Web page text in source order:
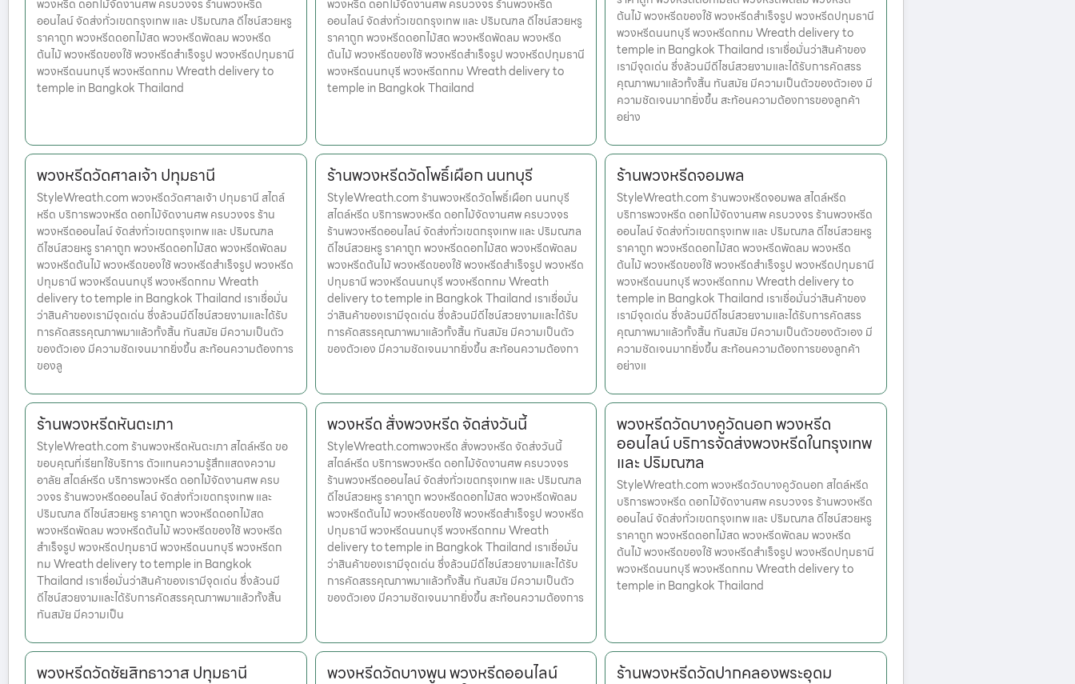
พวงหรีด ดอกไม้จัดงานศพ ครบวงจร ร้านพวงหรีด
ออนไลน์ จัดส่งทั่วเขตกรุงเทพ และ ปริมณฑล ดีไซน์สวยหรู
ราคาถูก พวงหรีดดอกไม้สด พวงหรีดพัดลม พวงหรีด
ต้นไม้ พวงหรีดของใช้ พวงหรีดสำเร็จรูป พวงหรีดปทุมธานี
พวงหรีดนนทบุรี พวงหรีดกทม Wreath delivery to
temple in Bangkok Thailand
พวงหรีด ดอกไม้จัดงานศพ ครบวงจร ร้านพวงหรีด
ออนไลน์ จัดส่งทั่วเขตกรุงเทพ และ ปริมณฑล ดีไซน์สวยหรู
ราคาถูก พวงหรีดดอกไม้สด พวงหรีดพัดลม พวงหรีด
ต้นไม้ พวงหรีดของใช้ พวงหรีดสำเร็จรูป พวงหรีดปทุมธานี
พวงหรีดนนทบุรี พวงหรีดกทม Wreath delivery to
temple in Bangkok Thailand
ต้นไม้ พวงหรีดของใช้ พวงหรีดสำเร็จรูป พวงหรีดปทุมธานี
พวงหรีดนนทบุรี พวงหรีดกทม Wreath delivery to
temple in Bangkok Thailand เราเชื่อมั่นว่าสินค้าของ
เรามีจุดเด่น ซึ่งล้วนมีดีไซน์สวยงามและได้รับการคัดสรร
คุณภาพมาแล้วทั้งสิ้น ทันสมัย มีความเป็นตัวของตัวเอง มี
ความชัดเจนมากยิ่งขึ้น สะท้อนความต้องการของลูกค้า
อย่าง
พวงหรีดวัดศาลเจ้า ปทุมธานี
StyleWreath.com พวงหรีดวัดศาลเจ้า ปทุมธานี สไตล์
หรีด บริการพวงหรีด ดอกไม้จัดงานศพ ครบวงจร ร้าน
พวงหรีดออนไลน์ จัดส่งทั่วเขตกรุงเทพ และ ปริมณฑล
ดีไซน์สวยหรู ราคาถูก พวงหรีดดอกไม้สด พวงหรีดพัดลม
พวงหรีดต้นไม้ พวงหรีดของใช้ พวงหรีดสำเร็จรูป พวงหรีด
ปทุมธานี พวงหรีดนนทบุรี พวงหรีดกทม Wreath
delivery to temple in Bangkok Thailand เราเชื่อมั่น
ว่าสินค้าของเรามีจุดเด่น ซึ่งล้วนมีดีไซน์สวยงามและได้รับ
การคัดสรรคุณภาพมาแล้วทั้งสิ้น ทันสมัย มีความเป็นตัว
ของตัวเอง มีความชัดเจนมากยิ่งขึ้น สะท้อนความต้องการ
ของลู
ร้านพวงหรีดวัดโพธิ์เผือก นนทบุรี
StyleWreath.com ร้านพวงหรีดวัดโพธิ์เผือก นนทบุรี
สไตล์หรีด บริการพวงหรีด ดอกไม้จัดงานศพ ครบวงจร
ร้านพวงหรีดออนไลน์ จัดส่งทั่วเขตกรุงเทพ และ ปริมณฑล
ดีไซน์สวยหรู ราคาถูก พวงหรีดดอกไม้สด พวงหรีดพัดลม
พวงหรีดต้นไม้ พวงหรีดของใช้ พวงหรีดสำเร็จรูป พวงหรีด
ปทุมธานี พวงหรีดนนทบุรี พวงหรีดกทม Wreath
delivery to temple in Bangkok Thailand เราเชื่อมั่น
ว่าสินค้าของเรามีจุดเด่น ซึ่งล้วนมีดีไซน์สวยงามและได้รับ
การคัดสรรคุณภาพมาแล้วทั้งสิ้น ทันสมัย มีความเป็นตัว
ของตัวเอง มีความชัดเจนมากยิ่งขึ้น สะท้อนความต้องกา
ร้านพวงหรีดจอมพล
StyleWreath.com ร้านพวงหรีดจอมพล สไตล์หรีด
บริการพวงหรีด ดอกไม้จัดงานศพ ครบวงจร ร้านพวงหรีด
ออนไลน์ จัดส่งทั่วเขตกรุงเทพ และ ปริมณฑล ดีไซน์สวยหรู
ราคาถูก พวงหรีดดอกไม้สด พวงหรีดพัดลม พวงหรีด
ต้นไม้ พวงหรีดของใช้ พวงหรีดสำเร็จรูป พวงหรีดปทุมธานี
พวงหรีดนนทบุรี พวงหรีดกทม Wreath delivery to
temple in Bangkok Thailand เราเชื่อมั่นว่าสินค้าของ
เรามีจุดเด่น ซึ่งล้วนมีดีไซน์สวยงามและได้รับการคัดสรร
คุณภาพมาแล้วทั้งสิ้น ทันสมัย มีความเป็นตัวของตัวเอง มี
ความชัดเจนมากยิ่งขึ้น สะท้อนความต้องการของลูกค้า
อย่างแ
ร้านพวงหรีดหันตะเภา
StyleWreath.com ร้านพวงหรีดหันตะเภา สไตล์หรีด ขอ
ขอบคุณที่เรียกใช้บริการ ตัวแทนความรู้สึกแสดงความ
อาลัย สไตล์หรีด บริการพวงหรีด ดอกไม้จัดงานศพ ครบ
วงจร ร้านพวงหรีดออนไลน์ จัดส่งทั่วเขตกรุงเทพ และ
ปริมณฑล ดีไซน์สวยหรู ราคาถูก พวงหรีดดอกไม้สด
พวงหรีดพัดลม พวงหรีดต้นไม้ พวงหรีดของใช้ พวงหรีด
สำเร็จรูป พวงหรีดปทุมธานี พวงหรีดนนทบุรี พวงหรีดก
ทม Wreath delivery to temple in Bangkok
Thailand เราเชื่อมั่นว่าสินค้าของเรามีจุดเด่น ซึ่งล้วนมี
ดีไซน์สวยงามและได้รับการคัดสรรคุณภาพมาแล้วทั้งสิ้น
ทันสมัย มีความเป็น
พวงหรีด สั่งพวงหรีด จัดส่งวันนี้
StyleWreath.comพวงหรีด สั่งพวงหรีด จัดส่งวันนี้
สไตล์หรีด บริการพวงหรีด ดอกไม้จัดงานศพ ครบวงจร
ร้านพวงหรีดออนไลน์ จัดส่งทั่วเขตกรุงเทพ และ ปริมณฑล
ดีไซน์สวยหรู ราคาถูก พวงหรีดดอกไม้สด พวงหรีดพัดลม
พวงหรีดต้นไม้ พวงหรีดของใช้ พวงหรีดสำเร็จรูป พวงหรีด
ปทุมธานี พวงหรีดนนทบุรี พวงหรีดกทม Wreath
delivery to temple in Bangkok Thailand เราเชื่อมั่น
ว่าสินค้าของเรามีจุดเด่น ซึ่งล้วนมีดีไซน์สวยงามและได้รับ
การคัดสรรคุณภาพมาแล้วทั้งสิ้น ทันสมัย มีความเป็นตัว
ของตัวเอง มีความชัดเจนมากยิ่งขึ้น สะท้อนความต้องการ
พวงหรีดวัดบางคูวัดนอก พวงหรีด
ออนไลน์ บริการจัดส่งพวงหรีดในกรุงเทพ
และ ปริมณฑล
StyleWreath.com พวงหรีดวัดบางคูวัดนอก สไตล์หรีด
บริการพวงหรีด ดอกไม้จัดงานศพ ครบวงจร ร้านพวงหรีด
ออนไลน์ จัดส่งทั่วเขตกรุงเทพ และ ปริมณฑล ดีไซน์สวยหรู
ราคาถูก พวงหรีดดอกไม้สด พวงหรีดพัดลม พวงหรีด
ต้นไม้ พวงหรีดของใช้ พวงหรีดสำเร็จรูป พวงหรีดปทุมธานี
พวงหรีดนนทบุรี พวงหรีดกทม Wreath delivery to
temple in Bangkok Thailand
พวงหรีดวัดชัยสิทธาวาส ปทุมธานี พวงหรีดวัดบางพูน พวงหรีดออนไลน์ ร้านพวงหรีดวัดปากคลองพระอุดม